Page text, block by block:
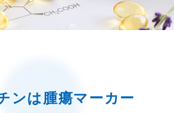
ンは腫瘍マーカー